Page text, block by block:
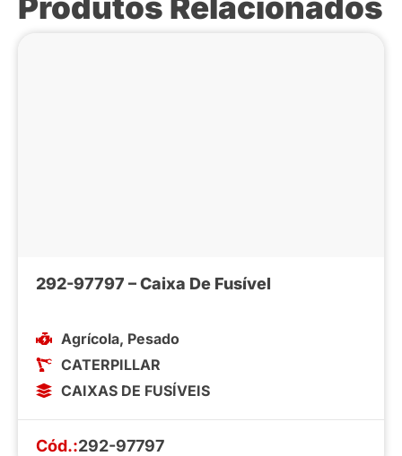
292-97797 – Caixa De Fusível
Agrícola, Pesado
CATERPILLAR
CAIXAS DE FUSÍVEIS
Cód.:292-97797